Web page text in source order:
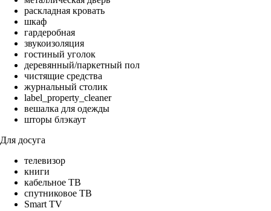
раскладная кровать
шкаф
гардеробная
звукоизоляция
гостиный уголок
деревянный/паркетный пол
чистящие средства
журнальный столик
label_property_cleaner
вешалка для одежды
шторы блэкаут
Для досуга
телевизор
книги
кабельное ТВ
спутниковое ТВ
Smart TV